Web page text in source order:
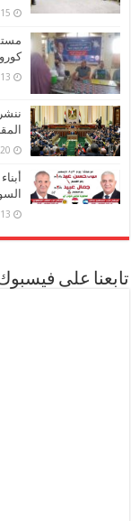
15 فبراير، 2024
13 نوفمبر، 2021
20 ديسمبر، 2020
13 ديسمبر، 2020
تابعنا على